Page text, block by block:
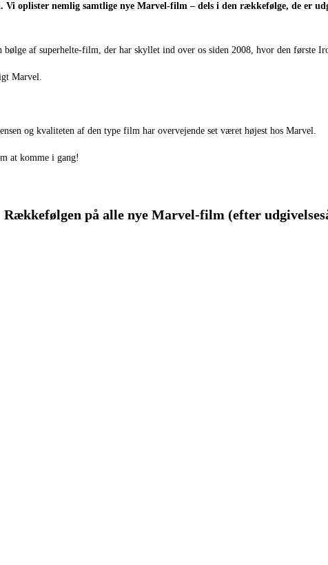
oplister nemlig samtlige nye Marvel-film – dels i den rækkefølge, de er
bølge af superhelte-film, der har skyllet ind over os siden 2008, hvor den første
Marvel.
og kvaliteten af den type film har overvejende set været højest hos Marvel.
at komme i gang!
Rækkefølgen på alle nye Marvel-film (efter